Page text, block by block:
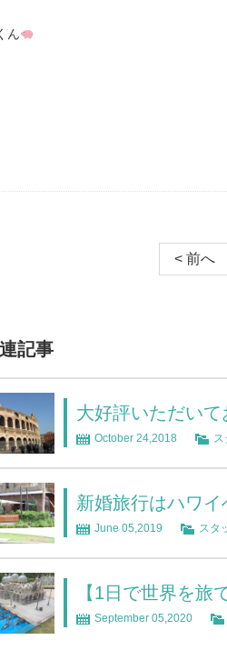
ん
< 前へ
記事
大好評いただい
October 24,2018
新婚旅行はハワ
June 05,2019 スタ
【1日で世界を旅
September 05,2020